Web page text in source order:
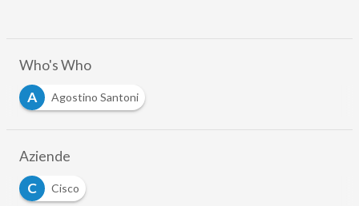
Who's Who
A
Agostino Santoni
Aziende
C
Cisco